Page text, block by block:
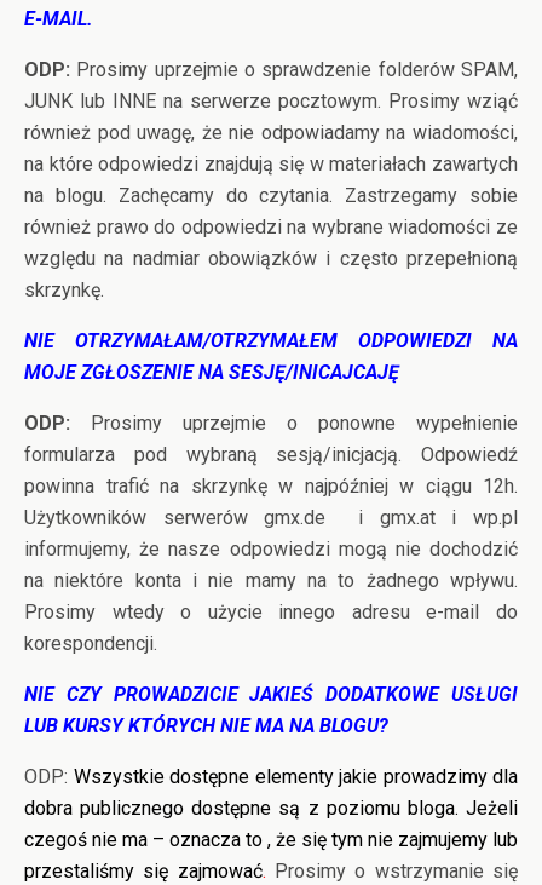
E-MAIL.
ODP: Prosimy uprzejmie o sprawdzenie folderów SPAM,
JUNK lub INNE na serwerze pocztowym. Prosimy wziąć
również pod uwagę, że nie odpowiadamy na wiadomości,
na które odpowiedzi znajdują się w materiałach zawartych
na blogu. Zachęcamy do czytania. Zastrzegamy sobie
również prawo do odpowiedzi na wybrane wiadomości ze
względu na nadmiar obowiązków i często przepełnioną
skrzynkę.
NIE OTRZYMAŁAM/OTRZYMAŁEM ODPOWIEDZI NA
MOJE ZGŁOSZENIE NA SESJĘ/INICAJCAJĘ
ODP: Prosimy uprzejmie o ponowne wypełnienie
formularza pod wybraną sesją/inicjacją. Odpowiedź
powinna trafić na skrzynkę w najpóźniej w ciągu 12h.
Użytkowników serwerów gmx.de i gmx.at i wp.pl
informujemy, że nasze odpowiedzi mogą nie dochodzić
na niektóre konta i nie mamy na to żadnego wpływu.
Prosimy wtedy o użycie innego adresu e-mail do
korespondencji.
NIE CZY PROWADZICIE JAKIEŚ DODATKOWE USŁUGI
LUB KURSY KTÓRYCH NIE MA NA BLOGU?
ODP: Wszystkie dostępne elementy jakie prowadzimy dla
dobra publicznego dostępne są z poziomu bloga. Jeżeli
czegoś nie ma – oznacza to , że się tym nie zajmujemy lub
przestaliśmy się zajmować. Prosimy o wstrzymanie się